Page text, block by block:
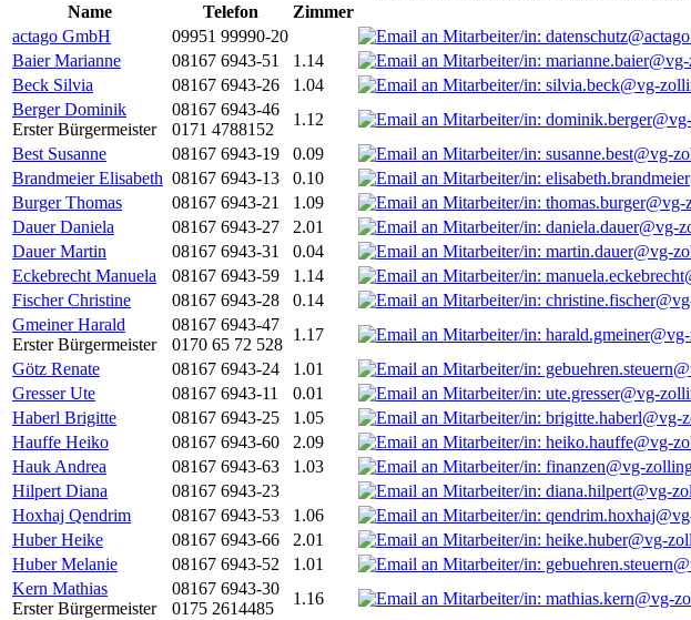
Name
Telefon Zimmer
actago GmbH
09951 99990-20
Baier Marianne
08167 6943-51 1.14
Beck Silvia
08167 6943-26 1.04
Berger Dominik
Erster Bürgermeister
08167 6943-46
0171 4788152
1.12
Best Susanne
08167 6943-19 0.09
Brandmeier Elisabeth 08167 6943-13 0.10
Burger Thomas
08167 6943-21 1.09
Dauer Daniela
08167 6943-27 2.01
Dauer Martin
08167 6943-31 0.04
Eckebrecht Manuela
08167 6943-59 1.14
Fischer Christine
08167 6943-28 0.14
Gmeiner Harald
Erster Bürgermeister
08167 6943-47
0170 65 72 528
1.17
Götz Renate
08167 6943-24 1.01
Gresser Ute
08167 6943-11 0.01
Haberl Brigitte
08167 6943-25 1.05
Hauffe Heiko
08167 6943-60 2.09
Hauk Andrea
08167 6943-63 1.03
Hilpert Diana
08167 6943-23
Hoxhaj Qendrim
08167 6943-53 1.06
Huber Heike
08167 6943-66 2.01
Huber Melanie
08167 6943-52 1.01
Kern Mathias
Erster Bürgermeister
08167 6943-30
0175 2614485
1.16